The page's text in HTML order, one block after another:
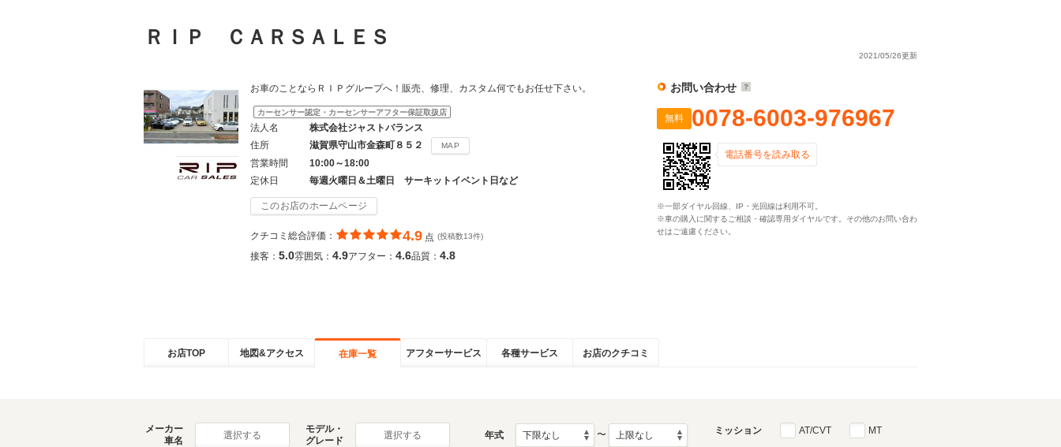
ＲＩＰ ＣＡＲＳＡＬＥＳ
2021/05/26更新
お車のことならＲＩＰグループへ！販売、修理、カスタム何でもお任せ下さい。
カーセンサー認定・カーセンサーアフター保証取扱店
法人名
株式会社ジャストバランス
住所
滋賀県守山市金森町８５２ MAP
営業時間
10:00～18:00
定休日
毎週火曜日＆土曜日 サーキットイベント日など
このお店のホームページ
クチコミ総合評価： 4.9 点 (投稿数13件)
接客： 5.0雰囲気： 4.9アフター： 4.6品質： 4.8
お問い合わせ
無料 0078-6003-976967
電話番号を読み取る
※一部ダイヤル回線、IP・光回線は利用不可。
※車の購入に関するご相談・確認専用ダイヤルです。その他のお問い合わ
せはご遠慮ください。
お店TOP 地図&アクセス 在庫一覧 アフターサービス 各種サービス お店のクチコミ
メーカー
車名
選択する
モデル・
グレード
選択する 年式 〜 ミッション AT/CVT MT